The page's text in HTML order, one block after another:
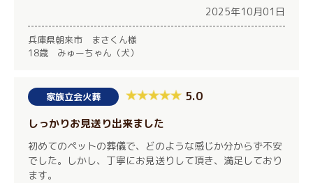
2025年10月01日
兵庫県朝来市 まさくん様
18歳 みゅーちゃん（犬）
家族立会火葬 5.0
しっかりお見送り出来ました
初めてのペットの葬儀で、どのような感じか分からず不安
でした。しかし、丁寧にお見送りして頂き、満足しており
ます。